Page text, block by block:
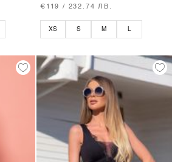
€119 / 232.74 ЛВ.
XS S M L